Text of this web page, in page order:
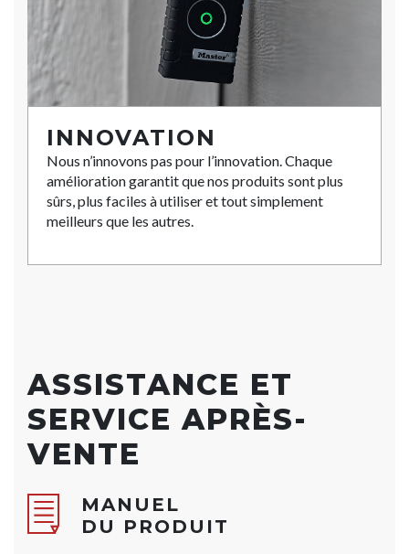
INNOVATION
Nous n’innovons pas pour l’innovation. Chaque
amélioration garantit que nos produits sont plus
sûrs, plus faciles à utiliser et tout simplement
meilleurs que les autres.
ASSISTANCE ET
SERVICE APRÈS-
VENTE
MANUEL
DU PRODUIT